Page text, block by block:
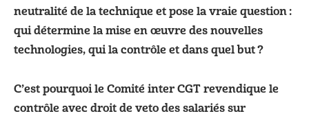
neutralité de la technique et pose la vraie question :
qui détermine la mise en œuvre des nouvelles
technologies, qui la contrôle et dans quel but ?
C’est pourquoi le Comité inter CGT revendique le
contrôle avec droit de veto des salariés sur